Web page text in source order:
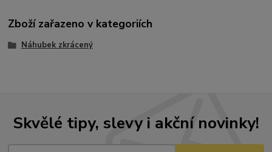
Zboží zařazeno v kategoriích
Náhubek zkrácený
Skvělé tipy, slevy i akční novinky!